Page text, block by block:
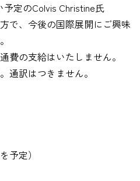
定のColvis Christine氏
で、今後の国際展開にご興味
の支給はいたしません。
通訳はつきません。
予定）